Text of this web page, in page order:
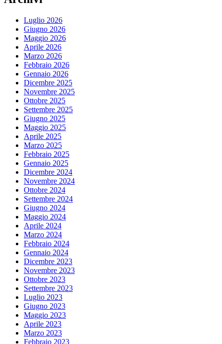
Luglio 2026
Giugno 2026
Maggio 2026
Aprile 2026
Marzo 2026
Febbraio 2026
Gennaio 2026
Dicembre 2025
Novembre 2025
Ottobre 2025
Settembre 2025
Giugno 2025
Maggio 2025
Aprile 2025
Marzo 2025
Febbraio 2025
Gennaio 2025
Dicembre 2024
Novembre 2024
Ottobre 2024
Settembre 2024
Giugno 2024
Maggio 2024
Aprile 2024
Marzo 2024
Febbraio 2024
Gennaio 2024
Dicembre 2023
Novembre 2023
Ottobre 2023
Settembre 2023
Luglio 2023
Giugno 2023
Maggio 2023
Aprile 2023
Marzo 2023
Febbraio 2023